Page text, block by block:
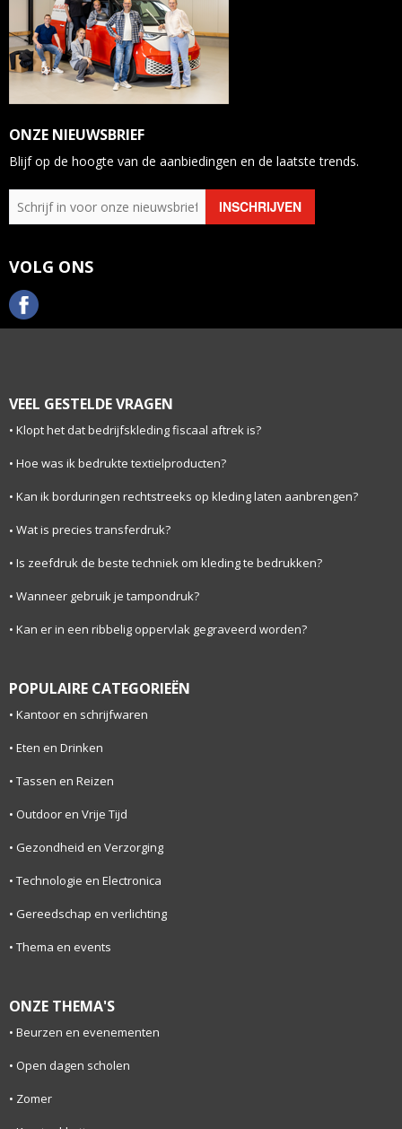
ONZE NIEUWSBRIEF
Blijf op de hoogte van de aanbiedingen en de laatste trends.
VOLG ONS
VEEL GESTELDE VRAGEN
Klopt het dat bedrijfskleding fiscaal aftrek is?
Hoe was ik bedrukte textielproducten?
Kan ik borduringen rechtstreeks op kleding laten aanbrengen?
Wat is precies transferdruk?
Is zeefdruk de beste techniek om kleding te bedrukken?
Wanneer gebruik je tampondruk?
Kan er in een ribbelig oppervlak gegraveerd worden?
POPULAIRE CATEGORIEËN
Kantoor en schrijfwaren
Eten en Drinken
Tassen en Reizen
Outdoor en Vrije Tijd
Gezondheid en Verzorging
Technologie en Electronica
Gereedschap en verlichting
Thema en events
ONZE THEMA'S
Beurzen en evenementen
Open dagen scholen
Zomer